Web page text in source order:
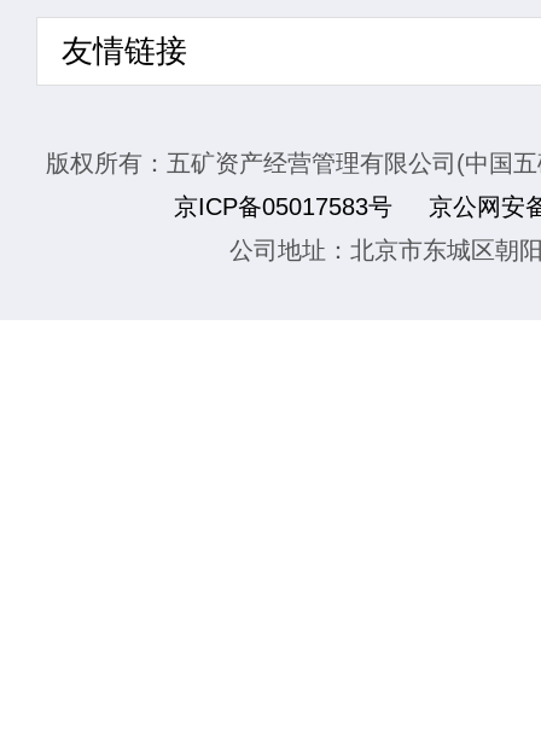
友情链接
版权所有：五矿资产经营管理有限公司(中国
京ICP备05017583号
京公网安
公司地址：北京市东城区朝